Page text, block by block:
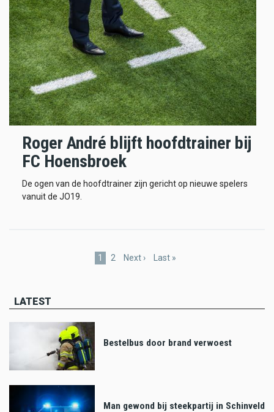
Roger André blijft hoofdtrainer bij
FC Hoensbroek
De ogen van de hoofdtrainer zijn gericht op nieuwe spelers
vanuit de JO19.
Current
1 Page
2
Next
Next ›
Last
Last »
LATEST
Bestelbus door brand verwoest
Man gewond bij steekpartij in Schinveld